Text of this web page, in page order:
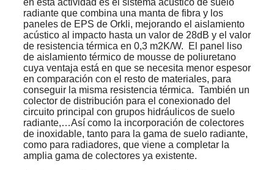
radiante que combina una manta de fibra y los
paneles de EPS de Orkli, mejorando el aislamiento
acústico al impacto hasta un valor de 28dB y el valor
de resistencia térmica en 0,3 m2K/W. El panel liso
de aislamiento térmico de mousse de poliuretano
cuya ventaja está en que se necesita menor espesor
en comparación con el resto de materiales, para
conseguir la misma resistencia térmica. También un
colector de distribución para el conexionado del
circuito principal con grupos hidráulicos de suelo
radiante,…Así como la incorporación de colectores
de inoxidable, tanto para la gama de suelo radiante,
como para radiadores, que viene a completar la
amplia gama de colectores ya existente.